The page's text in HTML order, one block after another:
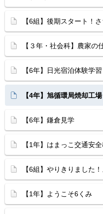
【6組】後期スタート！
【３年・社会科】農家の
【6年】日光宿泊体験学習
【4年】旭循環局焼却工場
【6年】鎌倉見学
【1年】はまっこ交通安
【6組】やりきりました
【1年】ようこそ6くみ